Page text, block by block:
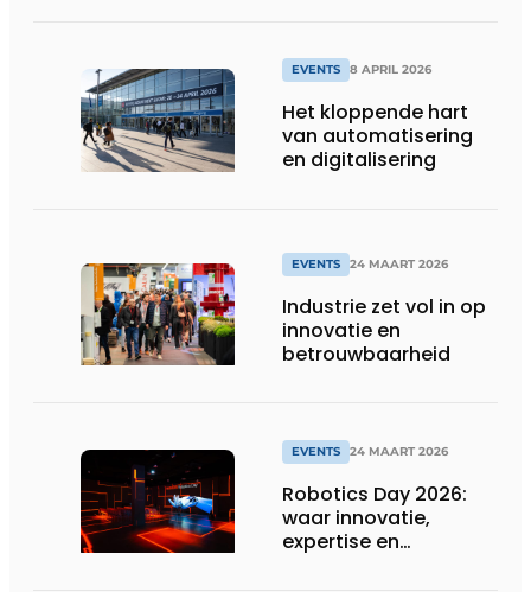
EVENTS 8 APRIL 2026
Het kloppende hart
van automatisering
en digitalisering
EVENTS 24 MAART 2026
Industrie zet vol in op
innovatie en
betrouwbaarheid
EVENTS 24 MAART 2026
Robotics Day 2026:
waar innovatie,
expertise en